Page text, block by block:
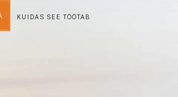
KUIDAS SEE TÖÖTAB